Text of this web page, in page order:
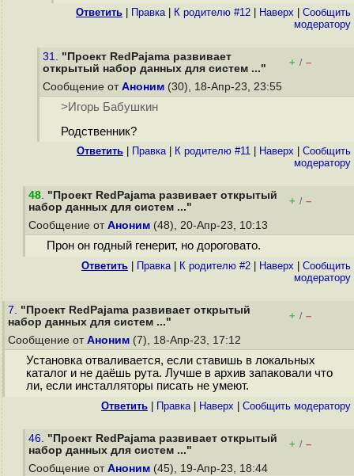
Ответить Правка| К родителю #12 Наверх
Cообщить
модератору
31. "Проект RedPajama развивает
открытый набор данных для систем ..."
+ / –
Сообщение от Аноним (30), 18-Апр-23, 23:55
>Игорь Бабушкин
Родственник?
Ответить Правка| К родителю #11 Наверх
Cообщить
модератору
48. "Проект RedPajama развивает открытый
набор данных для систем ..."
+ / –
Сообщение от Аноним (48), 20-Апр-23, 10:13
Прон он годный генерит, но дороговато.
Ответить Правка| К родителю #2 Наверх
Cообщить
модератору
7. "Проект RedPajama развивает открытый
набор данных для систем ..."
+ / –
Сообщение от Аноним (7), 18-Апр-23, 17:12
Установка отваливается, если ставишь в локальных
каталог и не даёшь рута. Лучше в архив запаковали что
ли, если инсталляторы писать не умеют.
Ответить Правка| Наверх Cообщить модератору
46. "Проект RedPajama развивает открытый
набор данных для систем ..."
+ / –
Сообщение от Аноним (45), 19-Апр-23, 18:44